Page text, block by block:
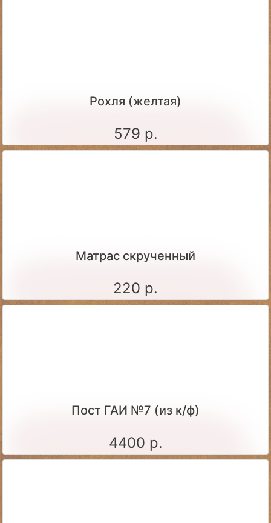
Рохля (желтая)
579 р.
Матрас скрученный
220 р.
Пост ГАИ №7 (из к/ф)
4400 р.